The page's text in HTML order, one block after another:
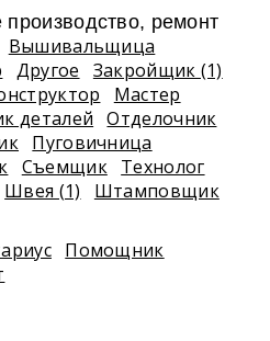
ремонт
Вышивальщица
Другое
Закройщик (1)
Мастер
деталей
Отделочник
Пуговичница
Съемщик Технолог
Швея (1) Штамповщик
Помощник